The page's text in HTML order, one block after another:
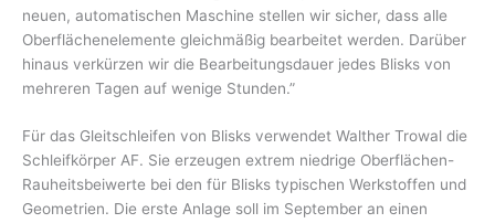
neuen, automatischen Maschine stellen wir sicher, dass alle
Oberflächenelemente gleichmäßig bearbeitet werden. Darüber
hinaus verkürzen wir die Bearbeitungsdauer jedes Blisks von
mehreren Tagen auf wenige Stunden.”
Für das Gleitschleifen von Blisks verwendet Walther Trowal die
Schleifkörper AF. Sie erzeugen extrem niedrige Oberflächen-
Rauheitsbeiwerte bei den für Blisks typischen Werkstoffen und
Geometrien. Die erste Anlage soll im September an einen